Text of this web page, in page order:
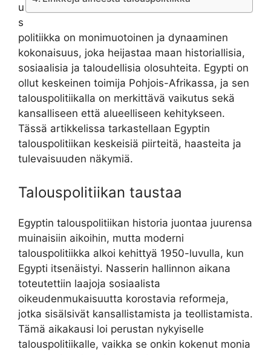
u
s
politiikka on monimuotoinen ja dynaaminen
kokonaisuus, joka heijastaa maan historiallisia,
sosiaalisia ja taloudellisia olosuhteita. Egypti on
ollut keskeinen toimija Pohjois-Afrikassa, ja sen
talouspolitiikalla on merkittävä vaikutus sekä
kansalliseen että alueelliseen kehitykseen.
Tässä artikkelissa tarkastellaan Egyptin
talouspolitiikan keskeisiä piirteitä, haasteita ja
tulevaisuuden näkymiä.
Talouspolitiikan taustaa
Egyptin talouspolitiikan historia juontaa juurensa
muinaisiin aikoihin, mutta moderni
talouspolitiikka alkoi kehittyä 1950-luvulla, kun
Egypti itsenäistyi. Nasserin hallinnon aikana
toteutettiin laajoja sosiaalista
oikeudenmukaisuutta korostavia reformeja,
jotka sisälsivät kansallistamista ja teollistamista.
Tämä aikakausi loi perustan nykyiselle
talouspolitiikalle, vaikka se onkin kokenut monia